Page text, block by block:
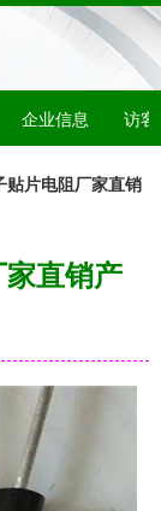
企业信息 访客
贴片电阻厂家直销
直销产